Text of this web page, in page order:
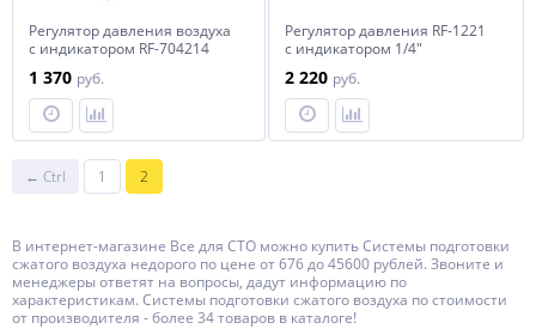
Регулятор давления воздуха
с индикатором RF-704214
ROCKFORCE /1 NEW
1 370 руб.
Регулятор давления RF-1221
с индикатором 1/4"
2 220 руб.
← Ctrl 1 2
В интернет-магазине Все для СТО можно купить Системы подготовки
сжатого воздуха недорого по цене от 676 до 45600 рублей. Звоните и
менеджеры ответят на вопросы, дадут информацию по
характеристикам. Системы подготовки сжатого воздуха по стоимости
от производителя - более 34 товаров в каталоге!